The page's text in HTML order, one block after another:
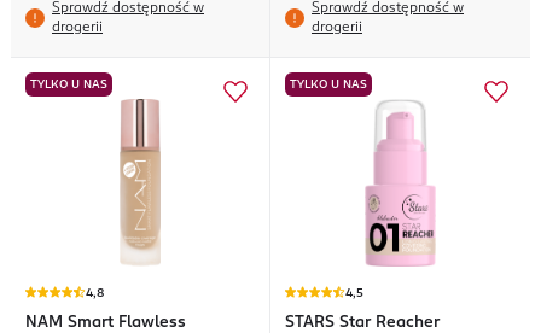
Sprawdź dostępność w
drogerii
Sprawdź dostępność w
drogerii
TYLKO U NAS
4,8
NAM Smart Flawless
TYLKO U NAS
4,5
STARS Star Reacher